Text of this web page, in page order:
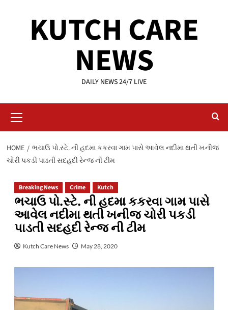
KUTCH CARE
NEWS
DAILY NEWS 24/7 LIVE
Menu
HOME
ભચાઉ પો.સ્ટે. ની હદમા કકરવા ગામ પાસે આવેલ નદીમા થતી ખનીજ
ચોરી પકડી પાડતી સદહદી રેન્જ ની ટીમ
Breaking News Crime Kutch
ભચાઉ પો.સ્ટે. ની હદમા કકરવા ગામ પાસે
આવેલ નદીમા થતી ખનીજ ચોરી પકડી
પાડતી સદહદી રેન્જ ની ટીમ
Kutch Care News May 28, 2020